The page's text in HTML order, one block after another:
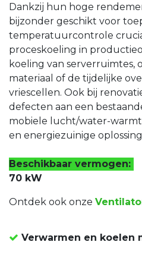
Dankzij hun hoge
bijzonder geschikt voor
temperatuurcontrole
proceskoeling in
koeling van serverruimtes,
materiaal of de tijdelijke
vriescellen. Ook bij
defecten aan een
mobiele lucht/water-
en energiezuinige
Beschikbaar vermogen:
70 kW
Ontdek ook onze
Verwarmen en koelen